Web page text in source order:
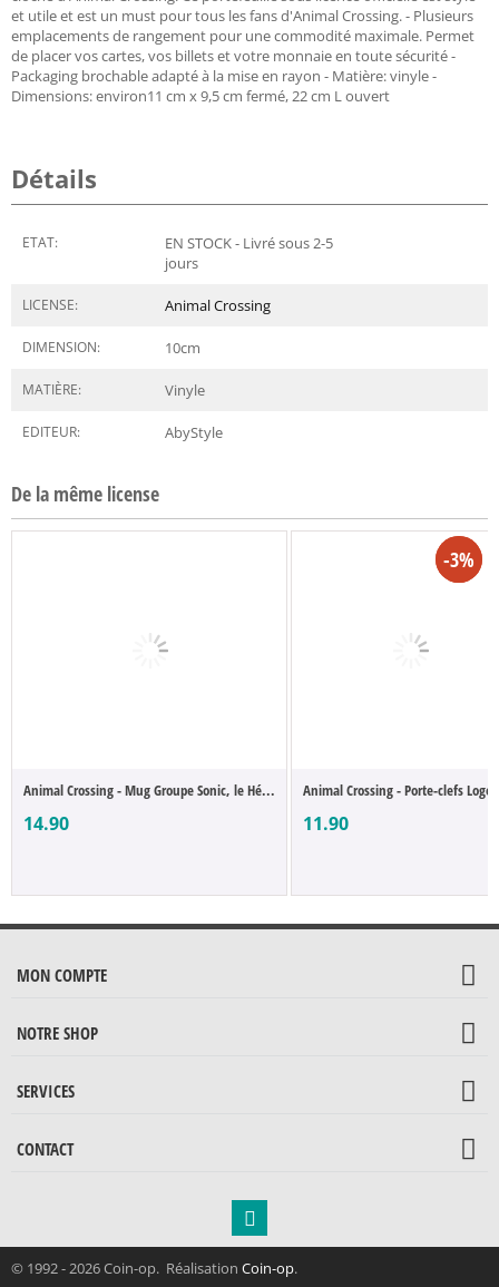
et utile et est un must pour tous les fans d'Animal Crossing. - Plusieurs
emplacements de rangement pour une commodité maximale. Permet
de placer vos cartes, vos billets et votre monnaie en toute sécurité -
Packaging brochable adapté à la mise en rayon - Matière: vinyle -
Dimensions: environ11 cm x 9,5 cm fermé, 22 cm L ouvert
Détails
ETAT:
EN STOCK - Livré sous 2-5
jours
LICENSE: Animal Crossing
DIMENSION: 10cm
MATIÈRE: Vinyle
EDITEUR: AbyStyle
De la même license
Animal Crossing - Mug Groupe Sonic, le Hé...
14.90
Animal Crossing - Porte-clefs Logo
11.90
-7%
-3%
MON COMPTE
NOTRE SHOP
SERVICES
CONTACT
© 1992 - 2026 Coin-op. Réalisation Coin-op.